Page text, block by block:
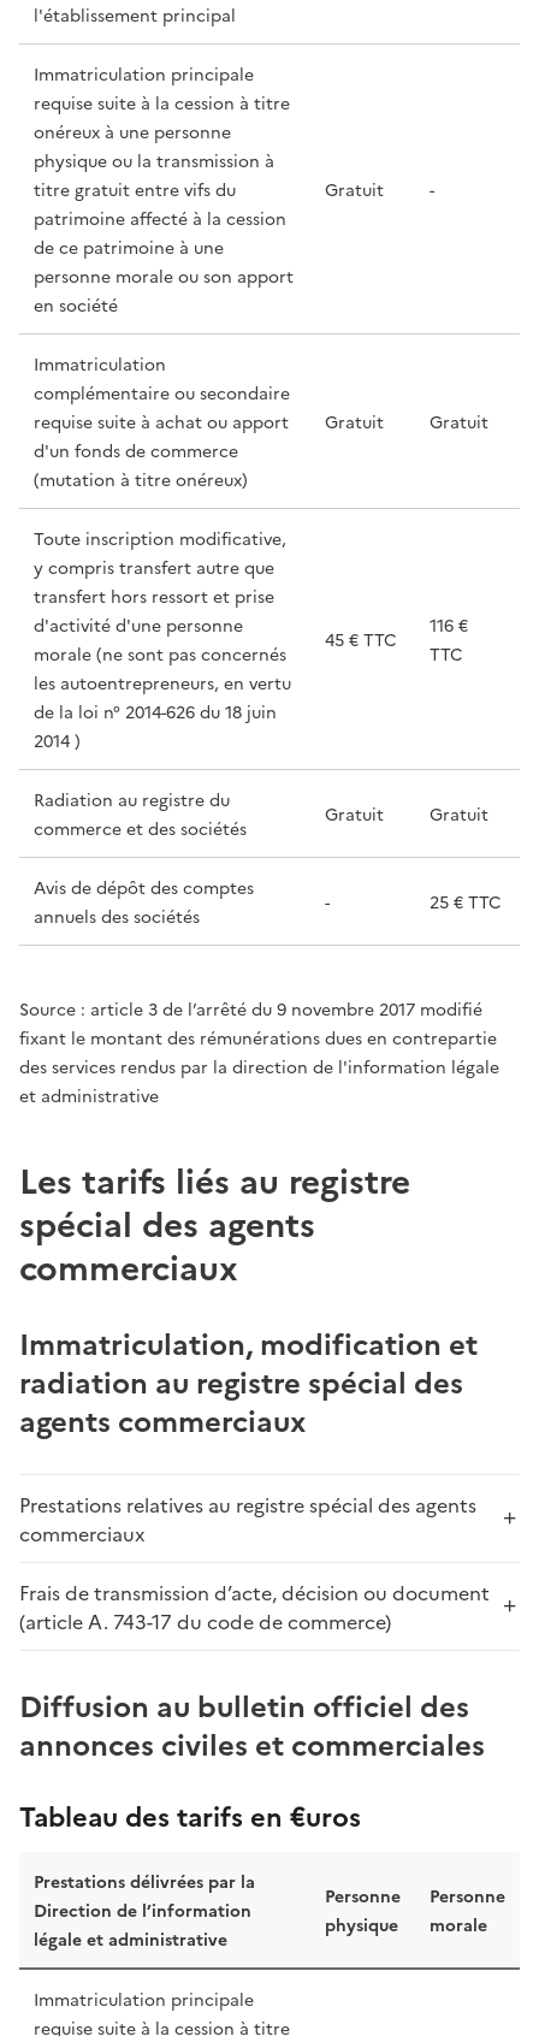
l'établissement principal
Immatriculation principale
requise suite à la cession à titre
onéreux à une personne
physique ou la transmission à
titre gratuit entre vifs du
patrimoine affecté à la cession
de ce patrimoine à une
personne morale ou son apport
en société
Gratuit -
Immatriculation
complémentaire ou secondaire
requise suite à achat ou apport
d'un fonds de commerce
(mutation à titre onéreux)
Gratuit Gratuit
Toute inscription modificative,
y compris transfert autre que
transfert hors ressort et prise
d'activité d'une personne
morale (ne sont pas concernés
les autoentrepreneurs, en vertu
de la loi n° 2014-626 du 18 juin
2014 )
45 € TTC
116 €
TTC
Radiation au registre du
commerce et des sociétés
Gratuit Gratuit
Avis de dépôt des comptes
annuels des sociétés
- 25 € TTC
Source : article 3 de l’arrêté du 9 novembre 2017 modifié
fixant le montant des rémunérations dues en contrepartie
des services rendus par la direction de l'information légale
et administrative
Les tarifs liés au registre
spécial des agents
commerciaux
Immatriculation, modification et
radiation au registre spécial des
agents commerciaux
Prestations relatives au registre spécial des agents
commerciaux
Frais de transmission d’acte, décision ou document
(article A. 743-17 du code de commerce)
Diffusion au bulletin officiel des
annonces civiles et commerciales
Tableau des tarifs en €uros
Prestations délivrées par la
Direction de l’information
légale et administrative
Personne
physique
Personne
morale
Immatriculation principale
requise suite à la cession à titre